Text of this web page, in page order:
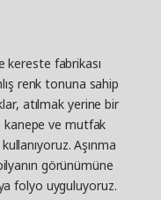
kereste fabrikası
renk tonuna sahip
atılmak yerine bir
kanepe ve mutfak
Aşınma
görünümüne
folyo uyguluyoruz.